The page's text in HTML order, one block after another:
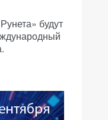
будут